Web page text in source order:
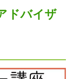
ドバイザ